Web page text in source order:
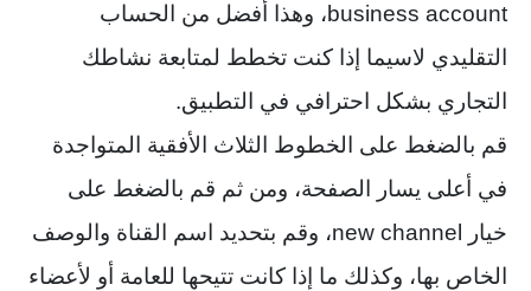
business account، وهذا أفضل من الحساب
التقليدي لاسيما إذا كنت تخطط لمتابعة نشاطك
التجاري بشكل احترافي في التطبيق.
قم بالضغط على الخطوط الثلاث الأفقية المتواجدة
في أعلى يسار الصفحة، ومن ثم قم بالضغط على
خيار new channel، وقم بتحديد اسم القناة والوصف
الخاص بها، وكذلك ما إذا كانت تتيحها للعامة أو لأعضاء